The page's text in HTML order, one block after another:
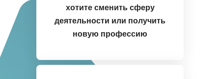
хотите сменить сферу
деятельности или получить
новую профессию